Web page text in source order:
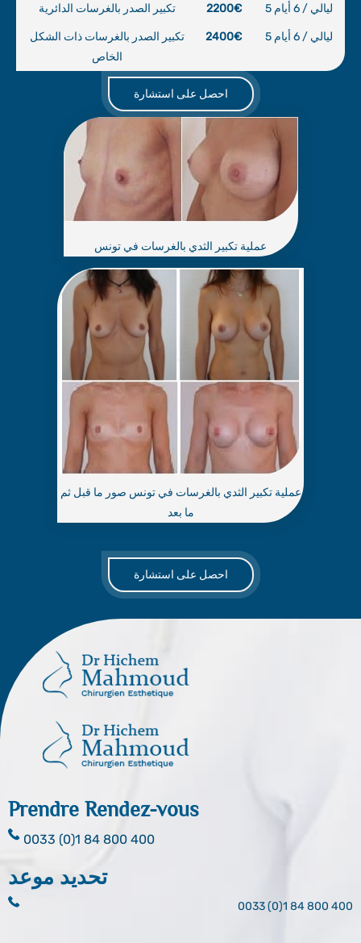
تكبير الصدر بالغرسات الدائرية 2200€ 5 ليالي / 6 أيام
تكبير الصدر بالغرسات ذات الشكل
الخاص
2400€ 5 ليالي / 6 أيام
احصل على استشارة
عملية تكبير الثدي بالغرسات في تونس
عملية تكبير الثدي بالغرسات في تونس صور ما قبل ثم
ما بعد
احصل على استشارة
Prendre Rendez-vous
0033 (0)1 84 800 400
تحديد موعد
0033 (0)1 84 800 400